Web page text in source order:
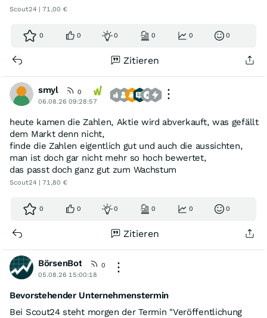
Scout24 | 71,00 €
0 0 0 0 0 0
Zitieren
smyl
0
06.08.26 09:28:57
heute kamen die Zahlen, Aktie wird abverkauft, was gefällt
dem Markt denn nicht,
finde die Zahlen eigentlich gut und auch die aussichten,
man ist doch gar nicht mehr so hoch bewertet,
das passt doch ganz gut zum Wachstum
Scout24 | 71,80 €
0 0 0 0 0 0
Zitieren
BörsenBot
0
05.08.26 15:00:18
Bevorstehender Unternehmenstermin
Bei Scout24 steht morgen der Termin "Veröffentlichung